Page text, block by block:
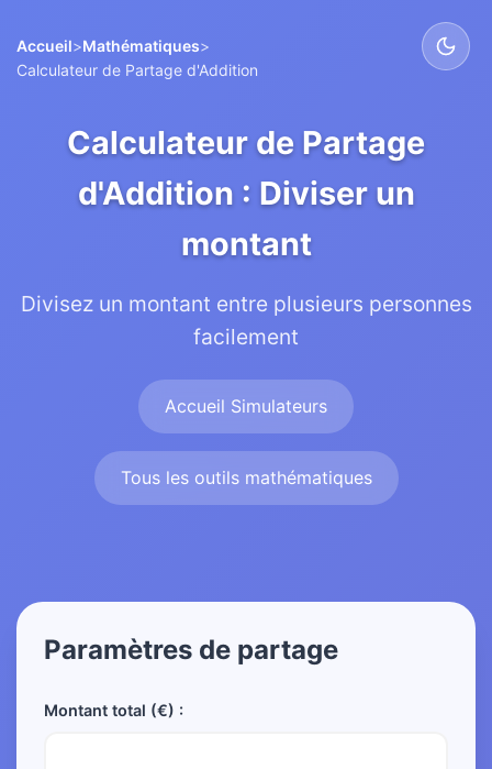
Accueil>Mathématiques>
Calculateur de Partage d'Addition
Calculateur de Partage
d'Addition : Diviser un
montant
Divisez un montant entre plusieurs personnes
facilement
Accueil Simulateurs
Tous les outils mathématiques
Paramètres de partage
Montant total (€) :